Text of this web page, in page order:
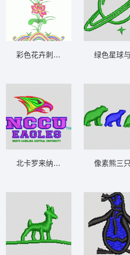
彩色花卉刺绣图案 牡丹花
北卡罗来纳中央大学鹰队标志 鹰头